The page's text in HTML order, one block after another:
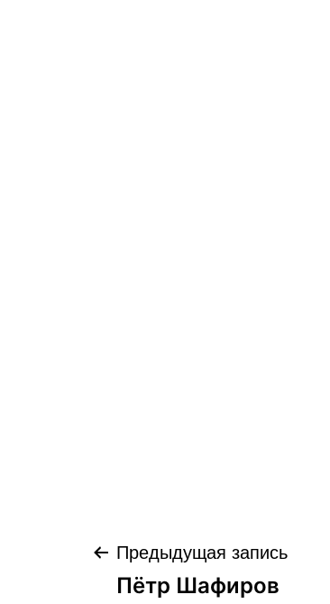
Навигация
Предыдущая запись
Пётр Шафиров